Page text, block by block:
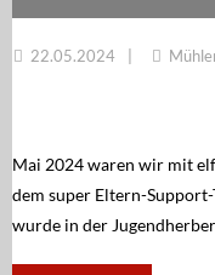
22.05.2024
Optis sind
Mai 2024 waren wir mit
dem super Eltern-
wurde in der